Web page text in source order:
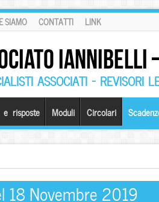
SIAMO CONTATTI LINK
ASSOCIATI – REVISORI
e risposte Moduli Circolari
18 Novembre 2019